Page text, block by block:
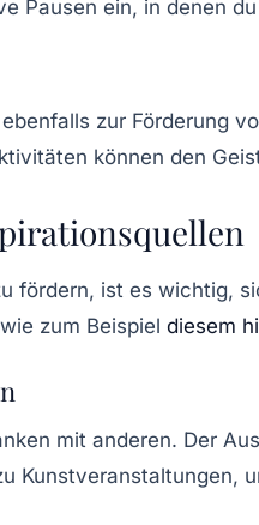
Pausen ein, in denen
zur Förderung
können den
fördern, ist es wichtig,
zum Beispiel diesem
mit anderen. Der